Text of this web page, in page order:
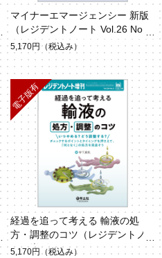
マイナーエマージェンシー 新版
（レジデントノート Vol.26 No.1
1）
5,170円 （税込み）
経過を追って考える 輸液の処
方・調整のコツ（レジデントノ
ート増刊 Vol.26 No.2）
5,170円 （税込み）